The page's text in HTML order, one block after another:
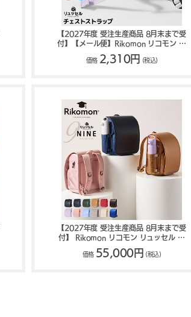
【2027年度 受注生産商品 8月末まで受
付】【メール便】Rikomon リコモン リ
ュッセル用 チェストストラップ
RYU0004
価格 2,310円 (税込)
【2027年度 受注生産商品 8月末まで受
付】 Rikomon リコモン リュッセル ナ
イン ランドセル RYU0002
価格 55,000円 (税込)